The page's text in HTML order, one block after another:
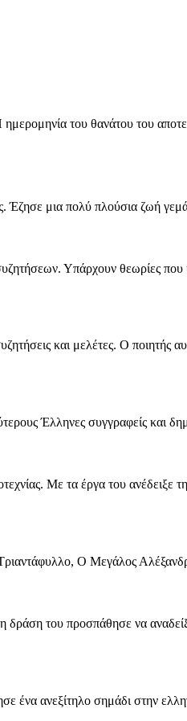
του θανάτου του
μια πολύ πλούσια ζωή
Υπάρχουν θεωρίες που
και μελέτες. Ο ποιητής
Έλληνες συγγραφείς και
Με τα έργα του ανέδειξε
Ο Μεγάλος
του προσπάθησε να
ανεξίτηλο σημάδι στην